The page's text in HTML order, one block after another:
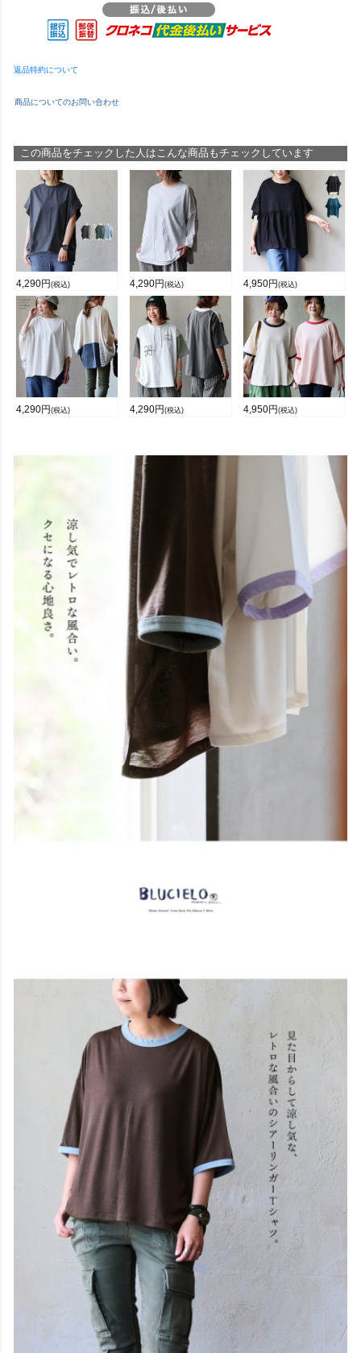
返品特約について
商品についてのお問い合わせ
この商品をチェックした人はこんな商品もチェックしています
4,290円 (税込) 4,290円 (税込) 4,950円 (税込)
4,290円 (税込) 4,290円 (税込) 4,950円 (税込)